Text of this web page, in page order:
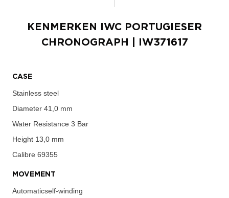
KENMERKEN
IWC PORTUGIESER
CHRONOGRAPH
| IW371617
CASE
Stainless steel
Diameter 41,0 mm
Water Resistance 3 Bar
Height 13,0 mm
Calibre 69355
MOVEMENT
Automaticself-winding